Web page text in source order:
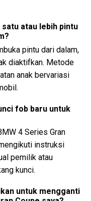
atau lebih pintu
pintu dari dalam,
diaktifkan. Metode
anak bervariasi
fob baru untuk
4 Series Gran
instruksi
pemilik atau
kunci.
untuk mengganti